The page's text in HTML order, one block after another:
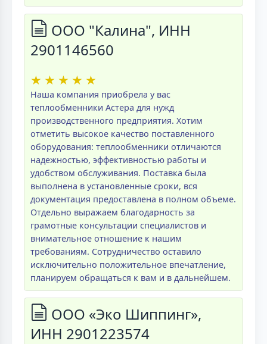
ООО "Калина", ИНН
2901146560
★ ★ ★ ★ ★
Наша компания приобрела у вас
теплообменники Астера для нужд
производственного предприятия. Хотим
отметить высокое качество поставленного
оборудования: теплообменники отличаются
надежностью, эффективностью работы и
удобством обслуживания. Поставка была
выполнена в установленные сроки, вся
документация предоставлена в полном объеме.
Отдельно выражаем благодарность за
грамотные консультации специалистов и
внимательное отношение к нашим
требованиям. Сотрудничество оставило
исключительно положительное впечатление,
планируем обращаться к вам и в дальнейшем.
ООО «Эко Шиппинг»,
ИНН 2901223574